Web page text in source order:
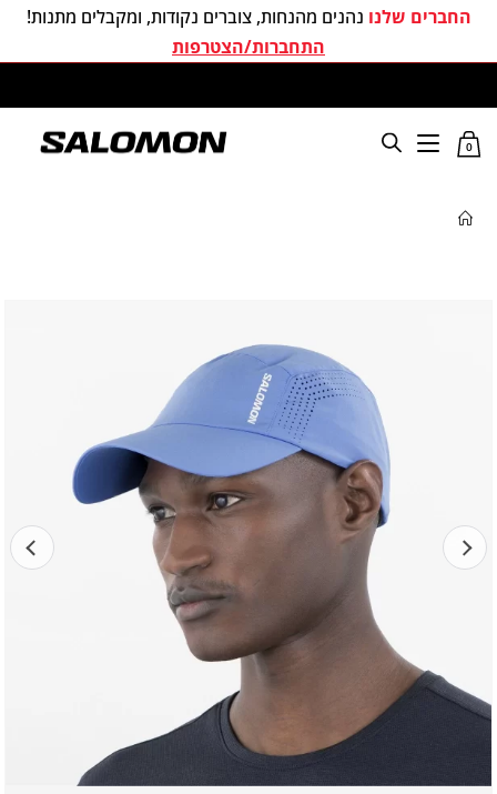
החברים שלנו נהנים מהנחות, צוברים נקודות, ומקבלים מתנות!
התחברות/הצטרפות
0